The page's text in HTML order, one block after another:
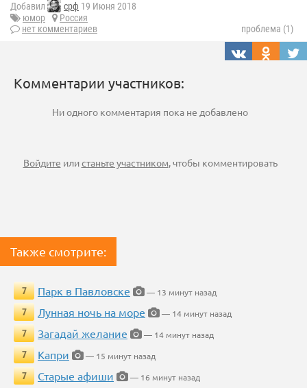
Добавил срф 19 Июня 2018
юмор
Россия
нет комментариев
проблема (1)
Комментарии участников:
Ни одного комментария пока не добавлено
Войдите илистаньте участником, чтобы комментировать
Также смотрите:
7 Парк в Павловске
— 13 минут назад
7
Лунная ночь на море
— 14 минут назад
7
Загадай желание
— 14 минут назад
7
Капри
— 15 минут назад
7
Старые афиши
— 16 минут назад